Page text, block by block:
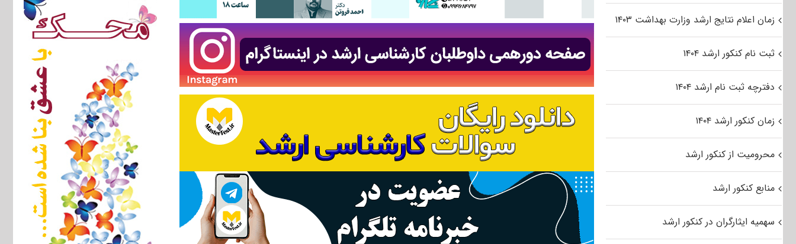
زمان اعلام نتایج ارشد وزارت بهداشت ۱۴۰۳
ثبت نام کنکور ارشد ۱۴۰۴
دفترچه ثبت نام ارشد ۱۴۰۴
زمان کنکور ارشد ۱۴۰۴
محرومیت از کنکور ارشد
منابع کنکور ارشد
سهمیه ایثارگران در کنکور ارشد